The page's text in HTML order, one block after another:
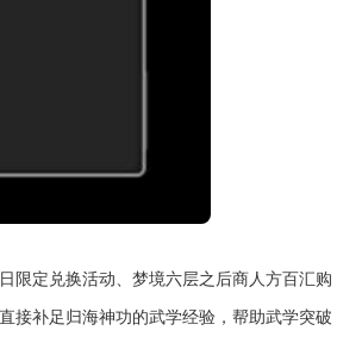
限定兑换活动、梦境六层之后商人方百汇购
接补足归海神功的武学经验，帮助武学突破